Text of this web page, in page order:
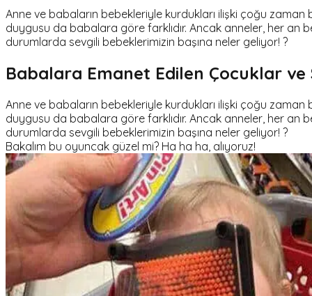
Anne ve babaların bebekleriyle kurdukları ilişki çoğu
duygusu da babalara göre farklıdır. Ancak anneler, her an
durumlarda sevgili bebeklerimizin başına neler geliyor! ?
Babalara Emanet Edilen Çocuklar ve
Anne ve babaların bebekleriyle kurdukları ilişki çoğu
duygusu da babalara göre farklıdır. Ancak anneler, her an
durumlarda sevgili bebeklerimizin başına neler geliyor! ?
Bakalım bu oyuncak güzel mi? Ha ha ha, alıyoruz!